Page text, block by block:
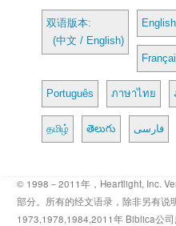
双语版本:
(中文 / English)
English
Português ภาษาไทย
தமிழ் తెలుగు فارسی
© 1998－2011年，Heartlight, Inc.
部分。所有的经文语录，除非另有说
1973,1978,1984,2011年 Biblica公司